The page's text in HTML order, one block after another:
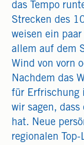
das Tempo
Strecken des
weisen ein
allem auf dem
Wind von vorn
Nachdem das
für Erfrischung
wir sagen,
hat. Neue
regionalen